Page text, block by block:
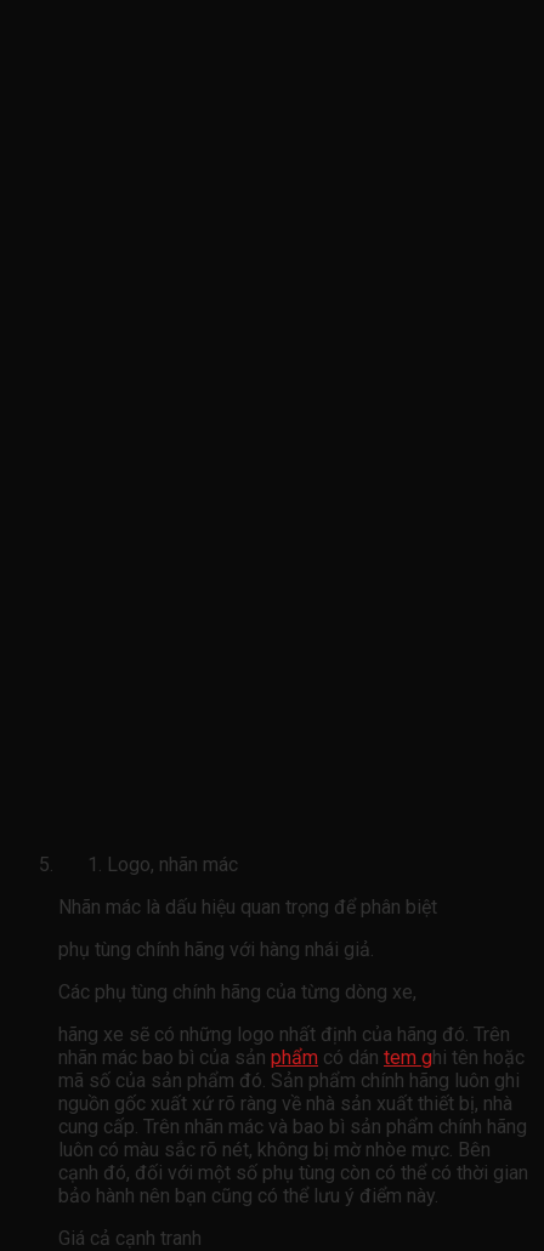
Logo, nhãn mác
Nhãn mác là dấu hiệu quan trọng để phân biệt
phụ tùng chính hãng với hàng nhái giả.
Các phụ tùng chính hãng của từng dòng xe,
hãng xe sẽ có những logo nhất định của hãng đó. Trên
nhãn mác bao bì của sản phẩm có dán tem ghi tên hoặc
mã số của sản phẩm đó. Sản phẩm chính hãng luôn ghi
nguồn gốc xuất xứ rõ ràng về nhà sản xuất thiết bị, nhà
cung cấp. Trên nhãn mác và bao bì sản phẩm chính hãng
luôn có màu sắc rõ nét, không bị mờ nhòe mực. Bên
cạnh đó, đối với một số phụ tùng còn có thể có thời gian
bảo hành nên bạn cũng có thể lưu ý điểm này.
Giá cả cạnh tranh